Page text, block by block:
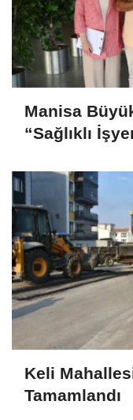
Manisa
“Sağlıklı
Keli
Tamamlandı